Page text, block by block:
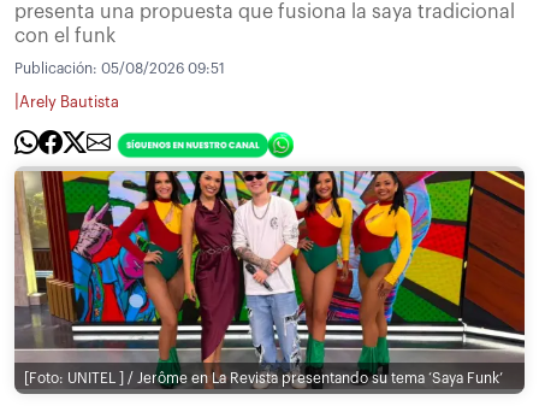
presenta una propuesta que fusiona la saya tradicional
con el funk
Publicación: 05/08/2026 09:51
Arely Bautista
[Foto: UNITEL ] / Jerôme en La Revista presentando su tema ‘Saya Funk’